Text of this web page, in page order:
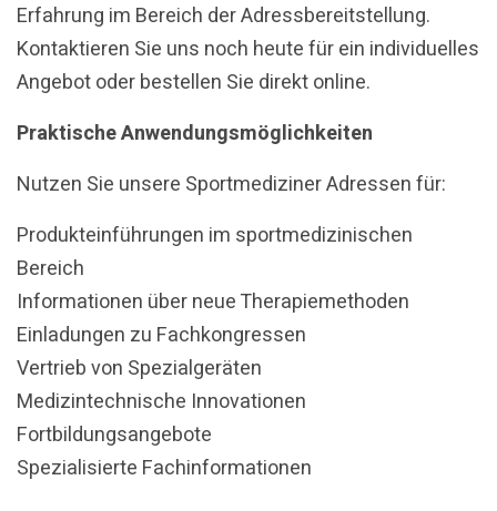
Erfahrung im Bereich der Adressbereitstellung.
Kontaktieren Sie uns noch heute für ein individuelles
Angebot oder bestellen Sie direkt online.
Praktische Anwendungsmöglichkeiten
Nutzen Sie unsere Sportmediziner Adressen für:
Produkteinführungen im sportmedizinischen
Bereich
Informationen über neue Therapiemethoden
Einladungen zu Fachkongressen
Vertrieb von Spezialgeräten
Medizintechnische Innovationen
Fortbildungsangebote
Spezialisierte Fachinformationen